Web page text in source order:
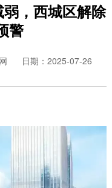
，西城区解除
警
日期：2025-07-26